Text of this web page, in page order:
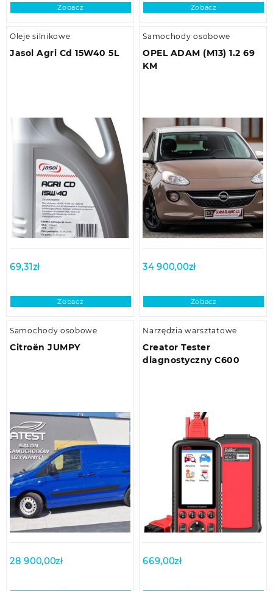
Zobacz Zobacz
Oleje silnikowe
Jasol Agri Cd 15W40 5L
69,31zł
Zobacz
Samochody osobowe
OPEL ADAM (M13) 1.2 69
KM
34 900,00zł
Zobacz
Samochody osobowe
Citroën JUMPY
28 900,00zł
Narzędzia warsztatowe
Creator Tester
diagnostyczny C600
669,00zł